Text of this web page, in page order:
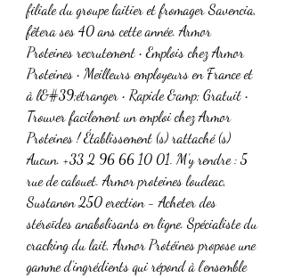
filiale du groupe laitier et fromager Savencia,
fêtera ses 40 ans cette année. Armor
Proteines recrutement • Emplois chez Armor
Proteines • Meilleurs employeurs en France et
à l&#39;étranger • Rapide &amp; Gratuit •
Trouver facilement un emploi chez Armor
Proteines ! Établissement (s) rattaché (s)
Aucun. +33 2 96 66 10 01. M’y rendre : 5
rue de calouet. Armor proteines loudeac,
Sustanon 250 erection - Acheter des
stéroïdes anabolisants en ligne. Spécialiste du
cracking du lait, Armor Protéines propose une
gamme d’ingrédients qui répond à l’ensemble